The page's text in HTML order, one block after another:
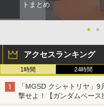
トまとめ
● ●
アクセスランキング
1時間 24時間
「MGSD クシャトリヤ」
撃せよ！【ガンダムベース